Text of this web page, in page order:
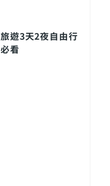
遊3天2夜自由行
看